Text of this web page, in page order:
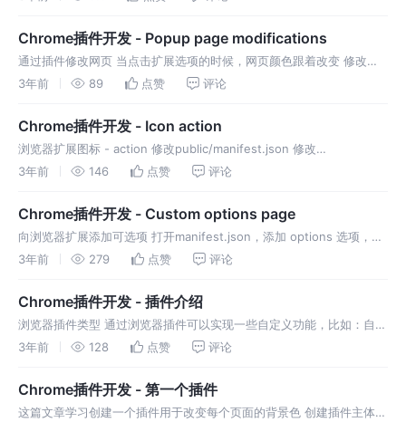
Chrome插件开发 - Popup page modifications
通过插件修改网页 当点击扩展选项的时候，网页颜色跟着改变 修改
manifest.json 新增权限解释 activeTab允许修改和检索活动标签
3年前 89 点赞 评论
Chrome插件开发 - Icon action
浏览器扩展图标 - action 修改public/manifest.json 修改
public/background.js 当点击图标，将会导航到新的选项卡
3年前 146 点赞 评论
Chrome插件开发 - Custom options page
向浏览器扩展添加可选项 打开manifest.json，添加 options 选项，注
册选项页面。 创建options.html 修改src/index.jsx 修改src/App.jsx
3年前 279 点赞 评论
Chrome插件开发 - 插件介绍
浏览器插件类型 通过浏览器插件可以实现一些自定义功能，比如：自定
义背景、字体、浏览模式等。 在所有浏览器中，chrome 是最具扩展
3年前 128 点赞 评论
Chrome插件开发 - 第一个插件
这篇文章学习创建一个插件用于改变每个页面的背景色 创建插件主体